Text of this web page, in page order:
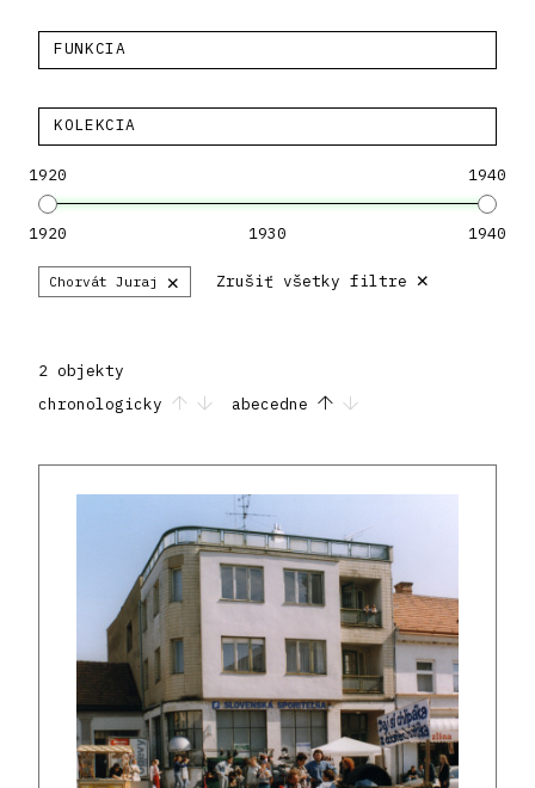
FUNKCIA
KOLEKCIA
1920 1940
1920 1930 1940
Chorvát Juraj × Zrušiť všetky filtre ×
2 objekty
chronologicky
abecedne